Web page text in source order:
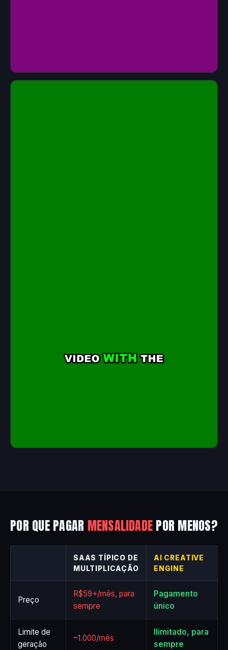
POR QUE PAGAR MENSALIDADEPOR MENOS?
SAAS TÍPICO DE
MULTIPLICAÇÃO
AI CREATIVE
ENGINE
Preço
R$59+/mês, para
sempre
Pagamento
único
Limite de
geração
~1.000/mês
Ilimitado, para
sempre